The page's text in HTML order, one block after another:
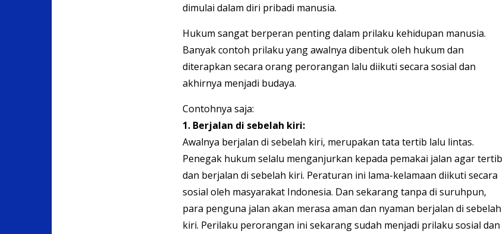
dimulai dalam diri pribadi manusia.
Hukum sangat berperan penting dalam prilaku kehidupan manusia.
Banyak contoh prilaku yang awalnya dibentuk oleh hukum dan
diterapkan secara orang perorangan lalu diikuti secara sosial dan
akhirnya menjadi budaya.
Contohnya saja:
1. Berjalan di sebelah kiri:
Awalnya berjalan di sebelah kiri, merupakan tata tertib lalu lintas.
Penegak hukum selalu menganjurkan kepada pemakai jalan agar tertib
dan berjalan di sebelah kiri. Peraturan ini lama-kelamaan diikuti secara
sosial oleh masyarakat Indonesia. Dan sekarang tanpa di suruhpun,
para penguna jalan akan merasa aman dan nyaman berjalan di sebelah
kiri. Perilaku perorangan ini sekarang sudah menjadi prilaku sosial dan